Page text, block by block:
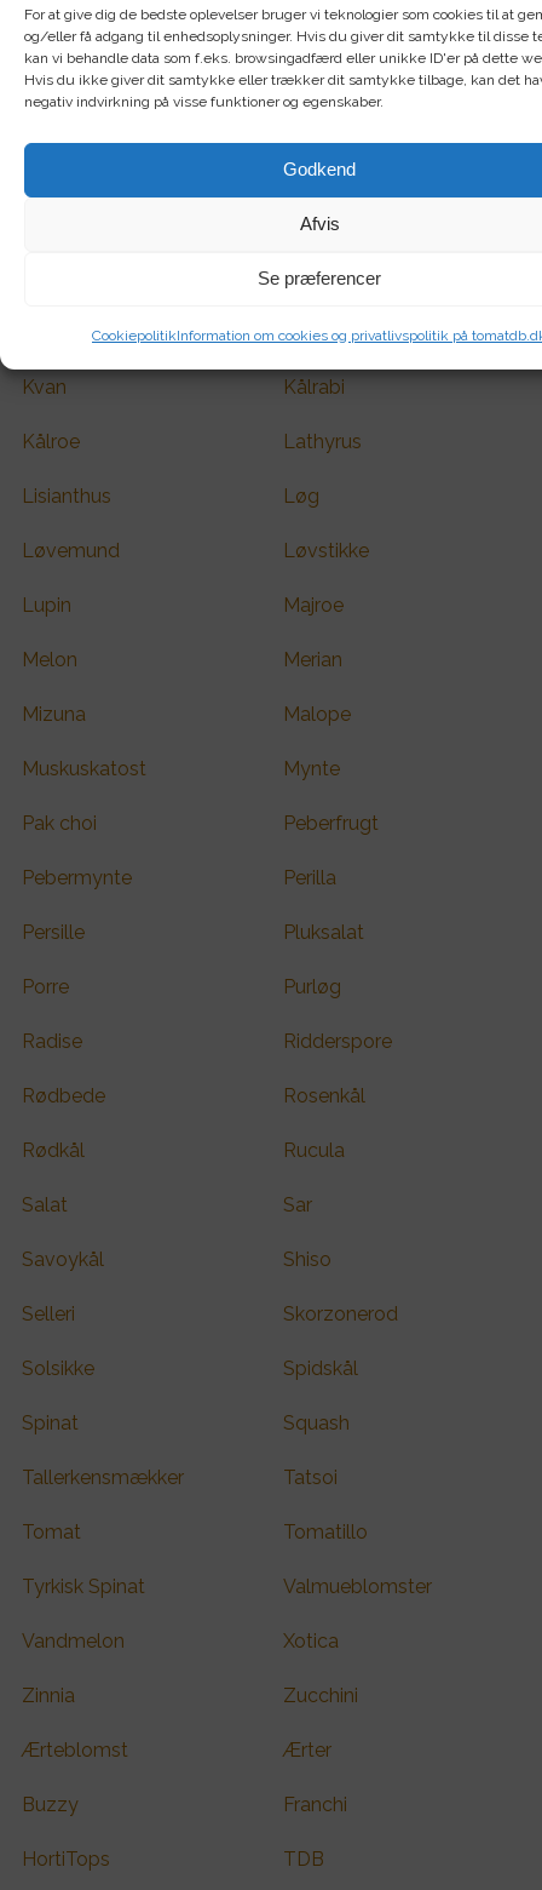
For at give dig de bedste oplevelser bruger vi teknologier som cookies til at
og/eller få adgang til enhedsoplysninger. Hvis du giver dit samtykke til disse
kan vi behandle data som f.eks. browsingadfærd eller unikke ID'er på dette
Hvis du ikke giver dit samtykke eller trækker dit samtykke tilbage, kan det
negativ indvirkning på visse funktioner og egenskaber.
Godkend
Afvis
Se præferencer
CookiepolitikInformation om cookies og privatlivspolitik på
Grøngødning Grønkål
Gulerod Havlavendel
Hjulkrone Hon Tsai Tai Choy Sum
Hvidkål
Kiwano
Klatreblomster
Koriander
Kvan Kålrabi
Kålroe Lathyrus
Lisianthus Løg
Løvemund Løvstikke
Lupin Majroe
Melon Merian
Mizuna Malope
Muskuskatost Mynte
Pak choi Peberfrugt
Pebermynte Perilla
Persille Pluksalat
Porre Purløg
Radise Ridderspore
Rødbede Rosenkål
Rødkål Rucula
Salat Sar
Savoykål Shiso
Selleri Skorzonerod
Solsikke Spidskål
Spinat Squash
Tallerkensmækker Tatsoi
Tomat Tomatillo
Tyrkisk Spinat Valmueblomster
Vandmelon Xotica
Zinnia Zucchini
Ærteblomst Ærter
Buzzy Franchi
HortiTops TDB